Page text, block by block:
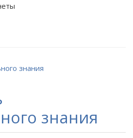
знания